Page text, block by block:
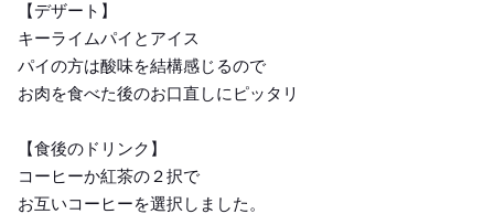
【デザート】
キーライムパイとアイス
パイの方は酸味を結構感じるので
お肉を食べた後のお口直しにピッタリ
【食後のドリンク】
コーヒーか紅茶の２択で
お互いコーヒーを選択しました。